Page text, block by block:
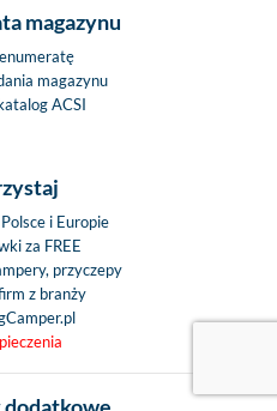
magazynu
magazynu
ACSI
i Europie
za FREE
przyczepy
z branży